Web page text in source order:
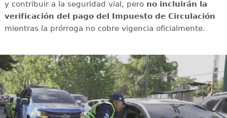
y contribuir a la seguridad vial, pero no incluirán la
verificación del pago del Impuesto de Circulación
mientras la prórroga no cobre vigencia oficialmente.